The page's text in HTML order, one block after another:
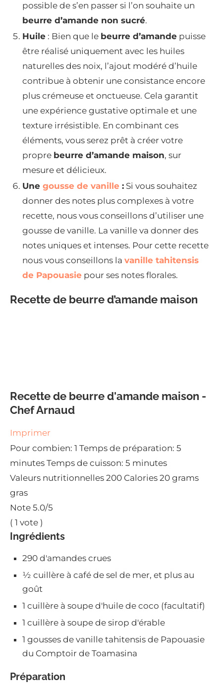
possible de s’en passer si l’on souhaite un
beurre d’amande non sucré.
Huile : Bien que le beurre d’amande puisse
être réalisé uniquement avec les huiles
naturelles des noix, l’ajout modéré d’huile
contribue à obtenir une consistance encore
plus crémeuse et onctueuse. Cela garantit
une expérience gustative optimale et une
texture irrésistible. En combinant ces
éléments, vous serez prêt à créer votre
propre beurre d’amande maison, sur
mesure et délicieux.
Une gousse de vanille : Si vous souhaitez
donner des notes plus complexes à votre
recette, nous vous conseillons d’utiliser une
gousse de vanille. La vanille va donner des
notes uniques et intenses. Pour cette recette
nous vous conseillons la vanille tahitensis
de Papouasie pour ses notes florales.
Recette de beurre d’amande maison
Recette de beurre d'amande maison -
Chef Arnaud
Imprimer
Pour combien: 1 Temps de préparation: 5
minutes Temps de cuisson: 5 minutes
Valeurs nutritionnelles 200 Calories 20 grams
gras
Note 5.0/5
( 1 vote )
Ingrédients
290 d'amandes crues
½ cuillère à café de sel de mer, et plus au
goût
1 cuillère à soupe d'huile de coco (facultatif)
1 cuillère à soupe de sirop d'érable
1 gousses de vanille tahitensis de Papouasie
du Comptoir de Toamasina
Préparation